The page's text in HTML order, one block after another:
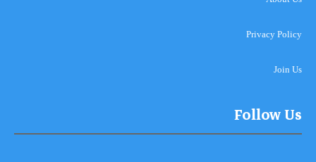
Privacy Policy
Join Us
Follow Us